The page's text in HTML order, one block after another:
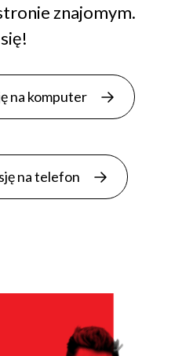
znajomym.
na komputer
na telefon